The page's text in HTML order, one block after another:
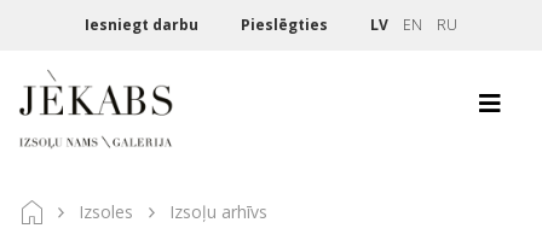
Iesniegt darbu Pieslēgties LV EN RU
Izsoles Izsoļu arhīvs